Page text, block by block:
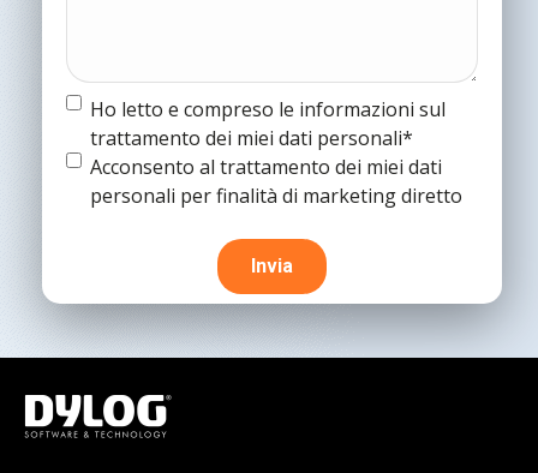
Termine
condizioni
Ho letto e compreso le informazioni sul
trattamento dei miei dati personali*
Termine
condizioni
Acconsento al trattamento dei miei dati
personali per finalità di marketing diretto